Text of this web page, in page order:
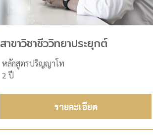
สาขาวิชาชีววิทยาประยุกต์
หลักสูตรปริญญาโท
2 ปี
รายละเอียด